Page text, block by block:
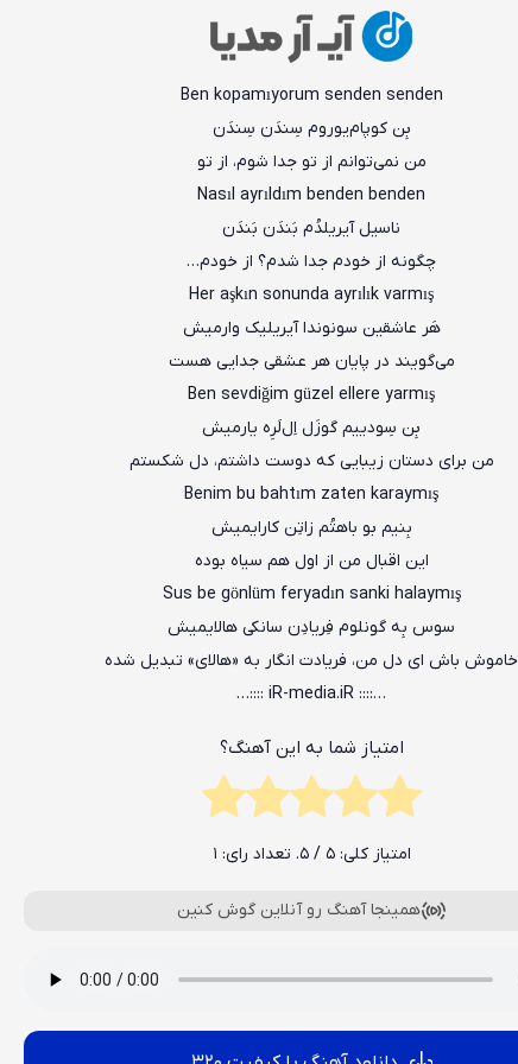
Ben kopamıyorum senden senden
بِن کوپام‌یوروم سِندَن سِندَن
من نمی‌توانم از تو جدا شوم، از تو
Nasıl ayrıldım benden benden
ناسیل آیریلدُم بَندَن بَندَن
چگونه از خودم جدا شدم؟ از خودم…
Her aşkın sonunda ayrılık varmış
هَر عاشقین سونوندا آیریلیک وارمیش
می‌گویند در پایان هر عشقی جدایی هست
Ben sevdiğim güzel ellere yarmış
بِن سِودییم گوزَل اِل‌لَرِه یارمیش
من برای دستان زیبایی که دوست داشتم، دل شکستم
Benim bu bahtım zaten karaymış
بِنیم بو باهتُم زاتِن کارایمیش
این اقبال من از اول هم سیاه بوده
Sus be gönlüm feryadın sanki halaymış
سوس بِه گونلوم فِریادِن سانکی هالایمیش
خاموش باش ای دل من، فریادت انگار به «هالای» تبدیل شده
…:::: iR-media.iR ::::…
امتیاز شما به این آهنگ؟
امتیاز کلی:5 / 5. تعداد رای: 1
همینجا آهنگ رو آنلاین گوش کنین